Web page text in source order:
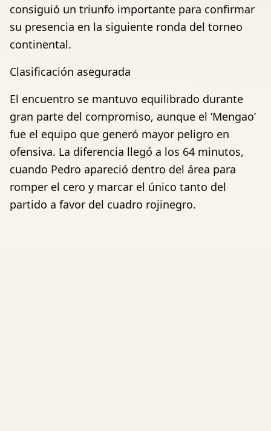
consiguió un triunfo importante para confirmar
su presencia en la siguiente ronda del torneo
continental.
Clasificación asegurada
El encuentro se mantuvo equilibrado durante
gran parte del compromiso, aunque el ‘Mengao’
fue el equipo que generó mayor peligro en
ofensiva. La diferencia llegó a los 64 minutos,
cuando Pedro apareció dentro del área para
romper el cero y marcar el único tanto del
partido a favor del cuadro rojinegro.